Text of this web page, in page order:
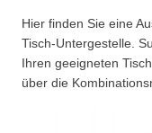
Hier finden Sie eine
Tisch-Untergestelle.
Ihren geeigneten
über die